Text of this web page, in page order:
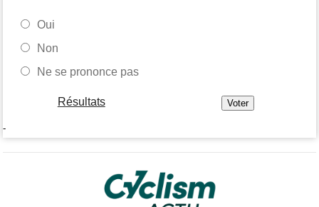
Oui
Non
Ne se prononce pas
Résultats
-